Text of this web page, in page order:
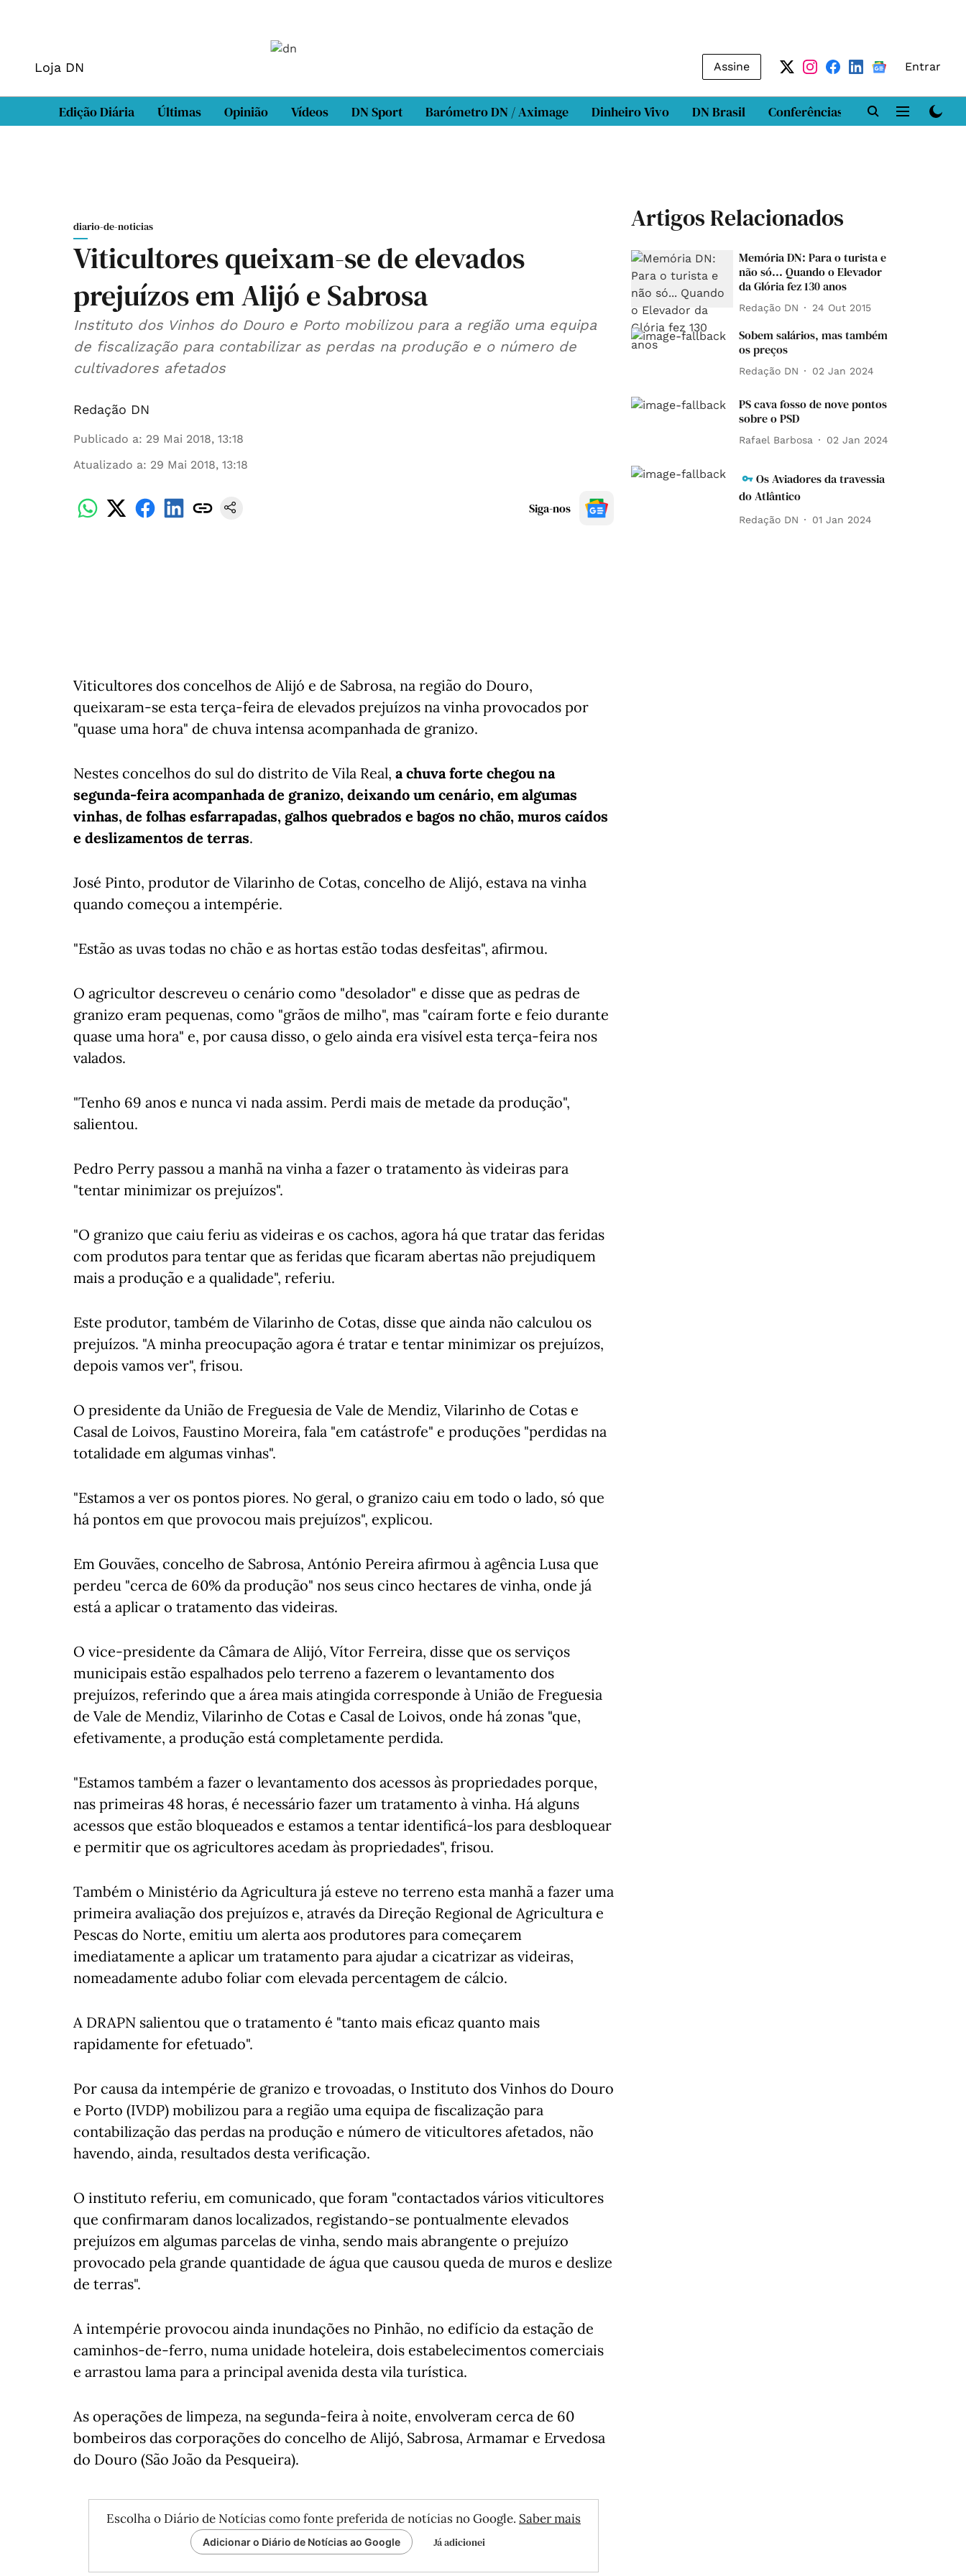
Loja DN Assine Entrar
Edição Diária Últimas Opinião Vídeos DN Sport Barómetro DN / Aximage Dinheiro Vivo DN Brasil Conferências DN LAB
diario-de-noticias
Viticultores queixam-se de elevados
prejuízos em Alijó e Sabrosa
Instituto dos Vinhos do Douro e Porto mobilizou para a região uma equipa
de fiscalização para contabilizar as perdas na produção e o número de
cultivadores afetados
Redação DN
Publicado a: 29 Mai 2018, 13:18
Atualizado a: 29 Mai 2018, 13:18
Siga-nos
Viticultores dos concelhos de Alijó e de Sabrosa, na região do Douro,
queixaram-se esta terça-feira de elevados prejuízos na vinha provocados por
"quase uma hora" de chuva intensa acompanhada de granizo.
Nestes concelhos do sul do distrito de Vila Real, a chuva forte chegou na
segunda-feira acompanhada de granizo, deixando um cenário, em algumas
vinhas, de folhas esfarrapadas, galhos quebrados e bagos no chão, muros caídos
e deslizamentos de terras.
José Pinto, produtor de Vilarinho de Cotas, concelho de Alijó, estava na vinha
quando começou a intempérie.
"Estão as uvas todas no chão e as hortas estão todas desfeitas", afirmou.
O agricultor descreveu o cenário como "desolador" e disse que as pedras de
granizo eram pequenas, como "grãos de milho", mas "caíram forte e feio durante
quase uma hora" e, por causa disso, o gelo ainda era visível esta terça-feira nos
valados.
"Tenho 69 anos e nunca vi nada assim. Perdi mais de metade da produção",
salientou.
Pedro Perry passou a manhã na vinha a fazer o tratamento às videiras para
"tentar minimizar os prejuízos".
"O granizo que caiu feriu as videiras e os cachos, agora há que tratar das feridas
com produtos para tentar que as feridas que ficaram abertas não prejudiquem
mais a produção e a qualidade", referiu.
Este produtor, também de Vilarinho de Cotas, disse que ainda não calculou os
prejuízos. "A minha preocupação agora é tratar e tentar minimizar os prejuízos,
depois vamos ver", frisou.
O presidente da União de Freguesia de Vale de Mendiz, Vilarinho de Cotas e
Casal de Loivos, Faustino Moreira, fala "em catástrofe" e produções "perdidas na
totalidade em algumas vinhas".
"Estamos a ver os pontos piores. No geral, o granizo caiu em todo o lado, só que
há pontos em que provocou mais prejuízos", explicou.
Em Gouvães, concelho de Sabrosa, António Pereira afirmou à agência Lusa que
perdeu "cerca de 60% da produção" nos seus cinco hectares de vinha, onde já
está a aplicar o tratamento das videiras.
O vice-presidente da Câmara de Alijó, Vítor Ferreira, disse que os serviços
municipais estão espalhados pelo terreno a fazerem o levantamento dos
prejuízos, referindo que a área mais atingida corresponde à União de Freguesia
de Vale de Mendiz, Vilarinho de Cotas e Casal de Loivos, onde há zonas "que,
efetivamente, a produção está completamente perdida.
"Estamos também a fazer o levantamento dos acessos às propriedades porque,
nas primeiras 48 horas, é necessário fazer um tratamento à vinha. Há alguns
acessos que estão bloqueados e estamos a tentar identificá-los para desbloquear
e permitir que os agricultores acedam às propriedades", frisou.
Também o Ministério da Agricultura já esteve no terreno esta manhã a fazer uma
primeira avaliação dos prejuízos e, através da Direção Regional de Agricultura e
Pescas do Norte, emitiu um alerta aos produtores para começarem
imediatamente a aplicar um tratamento para ajudar a cicatrizar as videiras,
nomeadamente adubo foliar com elevada percentagem de cálcio.
A DRAPN salientou que o tratamento é "tanto mais eficaz quanto mais
rapidamente for efetuado".
Por causa da intempérie de granizo e trovoadas, o Instituto dos Vinhos do Douro
e Porto (IVDP) mobilizou para a região uma equipa de fiscalização para
contabilização das perdas na produção e número de viticultores afetados, não
havendo, ainda, resultados desta verificação.
O instituto referiu, em comunicado, que foram "contactados vários viticultores
que confirmaram danos localizados, registando-se pontualmente elevados
prejuízos em algumas parcelas de vinha, sendo mais abrangente o prejuízo
provocado pela grande quantidade de água que causou queda de muros e deslize
de terras".
A intempérie provocou ainda inundações no Pinhão, no edifício da estação de
caminhos-de-ferro, numa unidade hoteleira, dois estabelecimentos comerciais
e arrastou lama para a principal avenida desta vila turística.
As operações de limpeza, na segunda-feira à noite, envolveram cerca de 60
bombeiros das corporações do concelho de Alijó, Sabrosa, Armamar e Ervedosa
do Douro (São João da Pesqueira).
Escolha o Diário de Notícias como fonte preferida de notícias no Google. Saber mais
Adicionar o Diário de Notícias ao Google Já adicionei
Artigos Relacionados
Memória DN: Para o turista e
não só... Quando o Elevador
da Glória fez 130 anos
Redação DN 24 Out 2015
Sobem salários, mas também
os preços
Redação DN 02 Jan 2024
PS cava fosso de nove pontos
sobre o PSD
Rafael Barbosa 02 Jan 2024
Os Aviadores da travessia
do Atlântico
Redação DN 01 Jan 2024